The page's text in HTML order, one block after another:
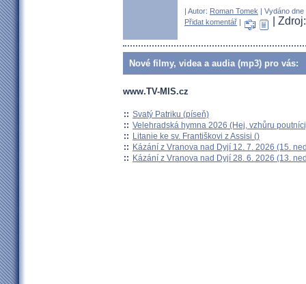
| Autor: Roman Tomek | Vydáno
Přidat komentář | |
Nové filmy, videa a audia (mp3) pro vás:
www.TV-MIS.cz
:: Svatý Patriku (píseň)
:: Velehradská hymna 2026 (Hej, vzhůru
:: Litanie ke sv. Františkovi z Assisi ()
:: Kázání z Vranova nad Dyjí 12. 7. 2026 (15.
:: Kázání z Vranova nad Dyjí 28. 6. 2026 (13.